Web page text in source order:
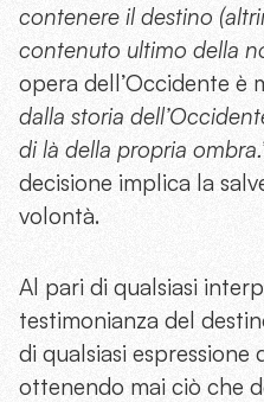
contenere il destino
contenuto ultimo della
opera dell’Occidente è
dalla storia
di là della propria
decisione implica la
volontà.
Al pari di qualsiasi
testimonianza del
di qualsiasi
ottenendo mai ciò che